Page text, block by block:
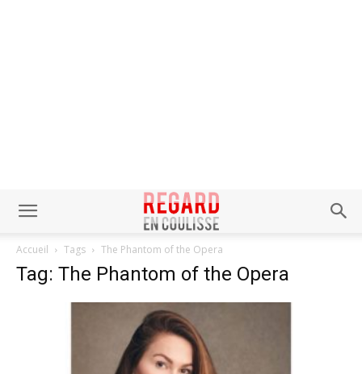
Accueil Tags The Phantom of the Opera
Tag: The Phantom of the Opera